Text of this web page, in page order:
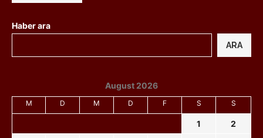
Haber ara
ARA
August 2026
M D M D F S S
1
2